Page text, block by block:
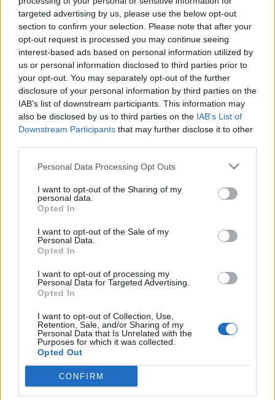
targeted advertising by us, please use the below opt-out
section to confirm your selection. Please note that after your
opt-out request is processed you may continue seeing
interest-based ads based on personal information utilized by
us or personal information disclosed to third parties prior to
your opt-out. You may separately opt-out of the further
disclosure of your personal information by third parties on the
IAB’s list of downstream participants. This information may
also be disclosed by us to third parties on the IAB’s List of
Downstream Participants that may further disclose it to other
Personal Data Processing Opt Outs
I want to opt-out of the Sharing of my
personal data.
Opted In
I want to opt-out of the Sale of my
Personal Data.
Opted In
I want to opt-out of processing my
Personal Data for Targeted Advertising.
Opted In
I want to opt-out of Collection, Use,
Retention, Sale, and/or Sharing of my
Personal Data that Is Unrelated with the
Purposes for which it was collected.
Opted Out
CONFIRM